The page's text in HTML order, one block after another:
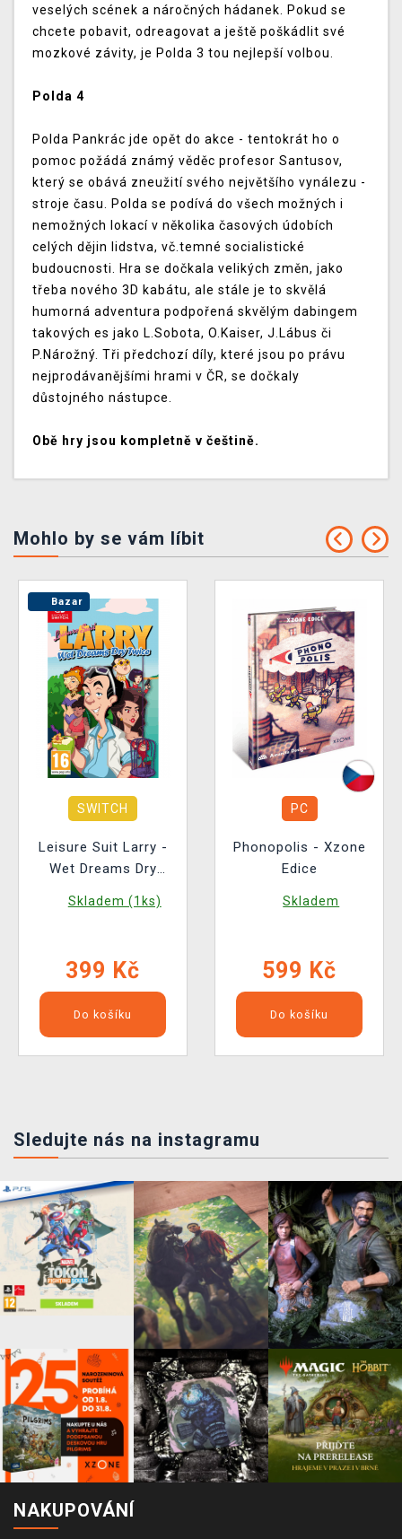
veselých scének a náročných hádanek. Pokud se
chcete pobavit, odreagovat a ještě poškádlit své
mozkové závity, je Polda 3 tou nejlepší volbou.
Polda 4
Polda Pankrác jde opět do akce - tentokrát ho o
pomoc požádá známý věděc profesor Santusov,
který se obává zneužití svého největšího vynálezu -
stroje času. Polda se podívá do všech možných i
nemožných lokací v několika časových údobích
celých dějin lidstva, vč.temné socialistické
budoucnosti. Hra se dočkala velikých změn, jako
třeba nového 3D kabátu, ale stále je to skvělá
humorná adventura podpořená skvělým dabingem
takových es jako L.Sobota, O.Kaiser, J.Lábus či
P.Nárožný. Tři předchozí díly, které jsou po právu
nejprodávanějšími hrami v ČR, se dočkaly
důstojného nástupce.
Obě hry jsou kompletně v češtině.
Mohlo by se vám líbit
Bazar
SWITCH
Leisure Suit Larry -
Wet Dreams Dry
Skladem (1ks)
399 Kč
Do košíku
PC
Phonopolis - Xzone
Edice
Skladem
599 Kč
Do košíku
Sledujte nás na instagramu
NAKUPOVÁNÍ